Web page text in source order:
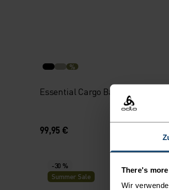
There's
Wir
%
Essential Cargo Baggy Shorts
99,95 €
-30 %
Summer Sale